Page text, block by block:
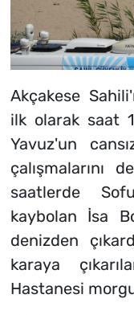
Akçakese
ilk olarak saat
Yavuz'un
çalışmalarını
saatlerde
kaybolan İsa
denizden
karaya
Hastanesi